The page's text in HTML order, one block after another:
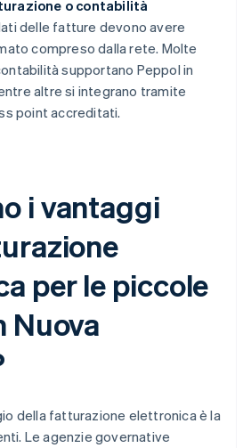
o contabilità
delle fatture devono avere
compreso dalla rete. Molte
supportano Peppol in
altre si integrano tramite
point accreditati.
i vantaggi
per le piccole
Nuova
della fatturazione elettronica è la
Le agenzie governative